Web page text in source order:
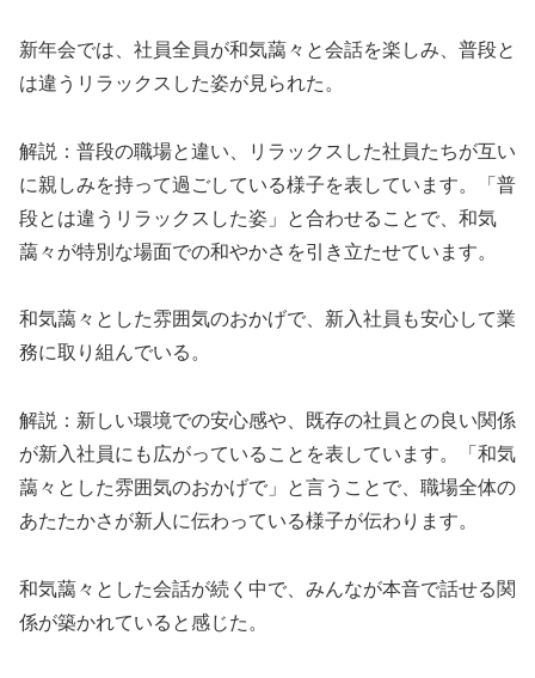
新年会では、社員全員が和気藹々と会話を楽しみ、普段と
は違うリラックスした姿が見られた。
解説：普段の職場と違い、リラックスした社員たちが互い
に親しみを持って過ごしている様子を表しています。「普
段とは違うリラックスした姿」と合わせることで、和気
藹々が特別な場面での和やかさを引き立たせています。
和気藹々とした雰囲気のおかげで、新入社員も安心して業
務に取り組んでいる。
解説：新しい環境での安心感や、既存の社員との良い関係
が新入社員にも広がっていることを表しています。「和気
藹々とした雰囲気のおかげで」と言うことで、職場全体の
あたたかさが新人に伝わっている様子が伝わります。
和気藹々とした会話が続く中で、みんなが本音で話せる関
係が築かれていると感じた。